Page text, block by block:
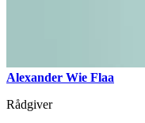
Alexander Wie Flaa
Rådgiver